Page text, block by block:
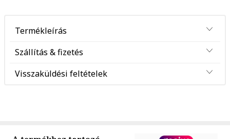
Termékleírás
Szállítás & fizetés
Visszaküldési feltételek